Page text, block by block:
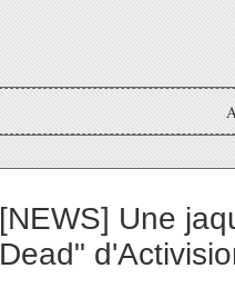
[NEWS] Une
Dead"